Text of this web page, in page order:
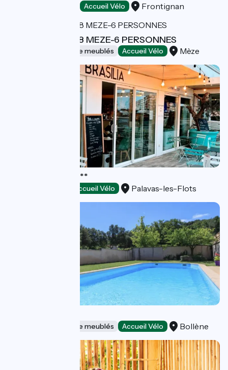
Accueil Vélo Frontignan
LE PATIO ME 008 MEZE-6 PERSONNES
Gîtes et locations de meublés Accueil Vélo Mèze
Hôtel Le Brasilia***
Accueil Vélo Palavas-les-Flots
Gîtes et locations de meublés Accueil Vélo Bollène